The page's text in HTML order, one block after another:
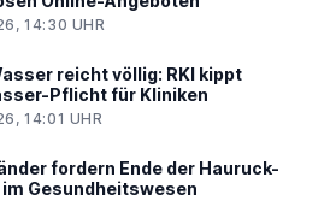
14:30 UHR
reicht völlig: RKI kippt
Pflicht für Kliniken
14:01 UHR
fordern Ende der Hauruck-
Gesundheitswesen